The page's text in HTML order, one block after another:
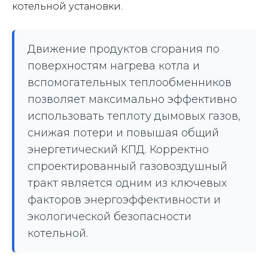
котельной установки.
Движение продуктов сгорания по
поверхностям нагрева котла и
вспомогательных теплообменников
позволяет максимально эффективно
использовать теплоту дымовых газов,
снижая потери и повышая общий
энергетический КПД. Корректно
спроектированный газовоздушный
тракт является одним из ключевых
факторов энергоэффективности и
экологической безопасности
котельной.